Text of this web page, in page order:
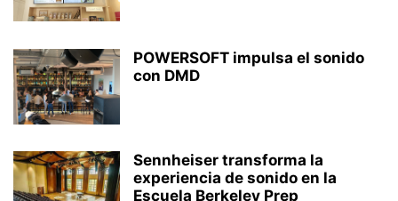
POWERSOFT impulsa el sonido
con DMD
Sennheiser transforma la
experiencia de sonido en la
Escuela Berkeley Prep